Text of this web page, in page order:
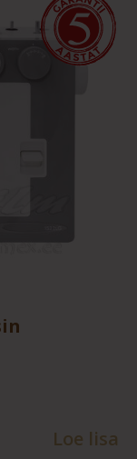
Loe lisa